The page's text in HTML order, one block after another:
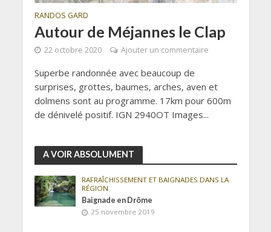
RANDOS GARD
Autour de Méjannes le Clap
22 octobre 2020 Ajouter un commentaire
Superbe randonnée avec beaucoup de
surprises, grottes, baumes, arches, aven et
dolmens sont au programme. 17km pour 600m
de dénivelé positif. IGN 2940OT Images...
A VOIR ABSOLUMENT
RAFRAÎCHISSEMENT ET BAIGNADES DANS LA
RÉGION
Baignade en Drôme
25 novembre 2019